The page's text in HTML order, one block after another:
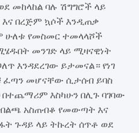
መከላከል ባሉ ሽግግሮች ላይ
በረጅም ኳሶች እንዲጠቃ
ሁለቱ የመስመር ተመላላሾች
መንገድ ላይ ሚዛናዊነት
እንዳደረገው ይታመናል። የነገ
መሆናቸው ሲታሰብ ይባስ
በተጨማሪም እስካሁን በሊጉ ባገባው
አስጠብቆ የመውጣት እና
ጉዳይ ላይ ትኩረት ሰጥቶ ወደ